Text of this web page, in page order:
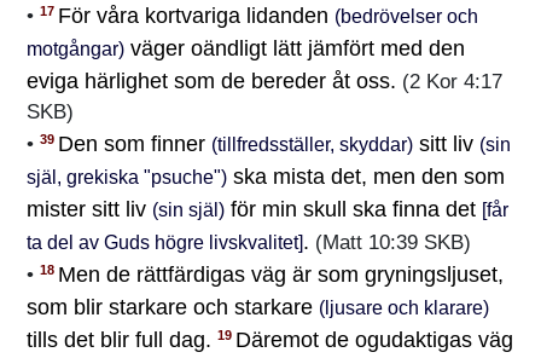
•17 För våra kortvariga lidanden (bedrövelser och
motgångar) väger oändligt lätt jämfört med den
eviga härlighet som de bereder åt oss. (2 Kor 4:17
SKB)
•39 Den som finner (tillfredsställer, skyddar)sitt liv (sin
själ, grekiska "psuche") ska mista det, men den som
mister sitt liv (sin själ) för min skull ska finna det [får
ta del av Guds högre livskvalitet]. (Matt 10:39 SKB)
•18 Men de rättfärdigas väg är som gryningsljuset,
som blir starkare och starkare (ljusare och klarare)
tills det blir full dag.19 Däremot de ogudaktigas väg